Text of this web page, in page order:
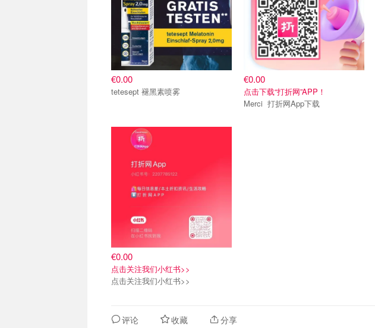
€0.00
tetesept 褪黑素喷雾
€0.00
点击下载“打折网”APP！
Merci 打折网App下载
€0.00
点击关注我们小红书>>
点击关注我们小红书>>
评论 收藏 分享